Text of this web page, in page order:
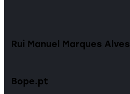
Rui Manuel Marques Alves
Bope.pt